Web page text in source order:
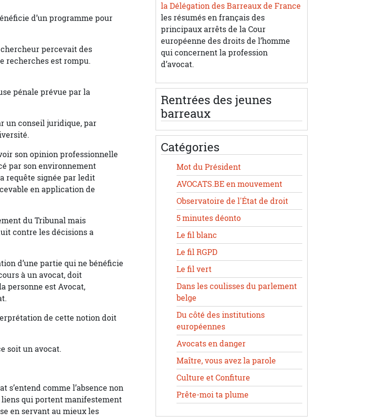
d’un programme pour
percevait des
recherches est rompu.
pénale prévue par la
un conseil juridique, par
son opinion professionnelle
par son environnement
requête signée par ledit
en application de
du Tribunal mais
contre les décisions a
d’une partie qui ne bénéficie
à un avocat, doit
personne est Avocat,
de cette notion doit
soit un avocat.
s’entend comme l’absence non
qui portent manifestement
en servant au mieux les
la Délégation des Barreaux de France
les résumés en français des
principaux arrêts de la Cour
européenne des droits de l’homme
qui concernent la profession
d’avocat.
Rentrées des jeunes
barreaux
Catégories
Mot du Président
AVOCATS.BE en mouvement
Observatoire de l'État de droit
5 minutes déonto
Le fil blanc
Le fil RGPD
Le fil vert
Dans les coulisses du parlement
belge
Du côté des institutions
européennes
Avocats en danger
Maître, vous avez la parole
Culture et Confiture
Prête-moi ta plume